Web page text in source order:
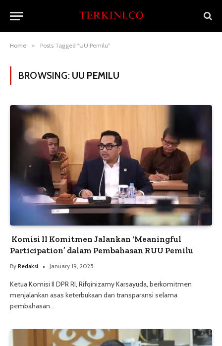
Home » Posts Tagged "UU Pemilu"
BROWSING: UU PEMILU
Komisi II Komitmen Jalankan ‘Meaningful
Participation’ dalam Pembahasan RUU Pemilu
By Redaksi January 19, 2025
Ketua Komisi II DPR RI, Rifqinizamy Karsayuda, berkomitmen
menjalankan asas keterbukaan dan transparansi selama
pembahasan…